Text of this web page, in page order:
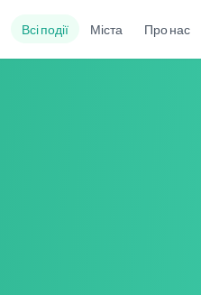
Всі події Міста Про нас